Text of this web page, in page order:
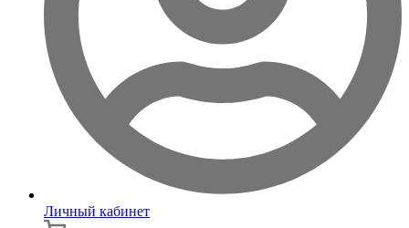
Личный кабинет